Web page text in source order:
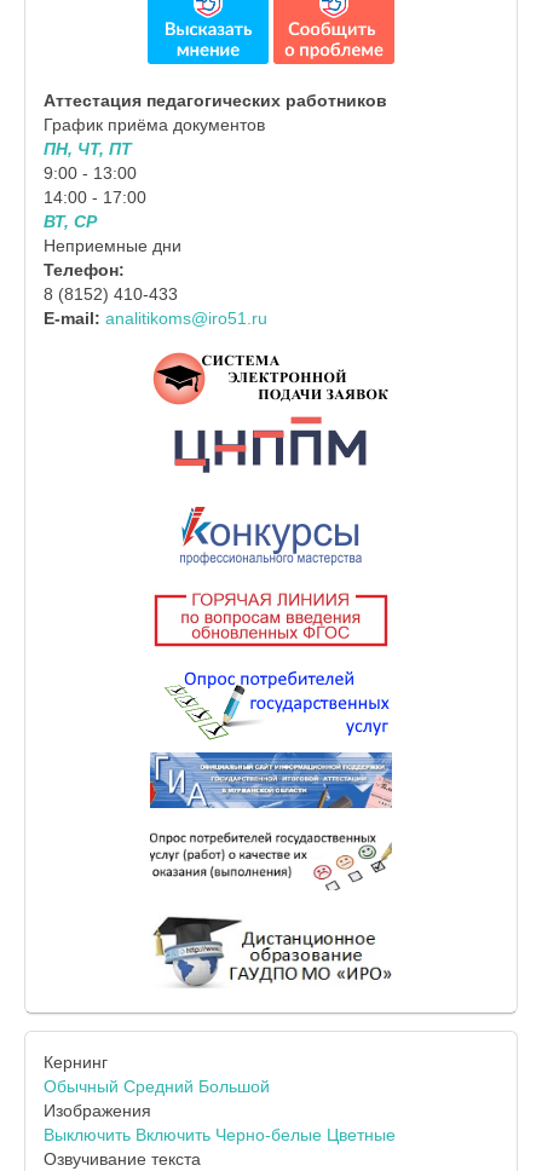
Аттестация педагогических работников
График приёма документов
ПН, ЧТ, ПТ
9:00 - 13:00
14:00 - 17:00
ВТ, СР
Неприемные дни
Телефон:
8 (8152) 410-433
E-mail: analitikoms@iro51.ru
Кернинг
Обычный Средний Большой
Изображения
Выключить Включить Черно-белые Цветные
Озвучивание текста